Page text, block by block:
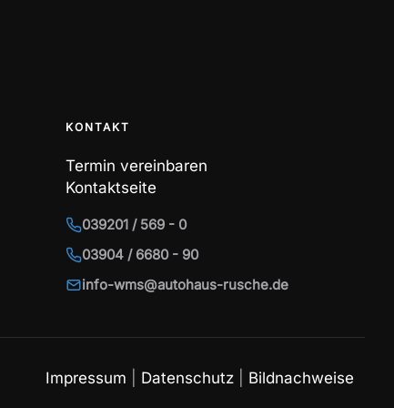
KONTAKT
Termin vereinbaren
Kontaktseite
039201 / 569 - 0
03904 / 6680 - 90
info-wms@autohaus-rusche.de
Impressum Datenschutz Bildnachweise